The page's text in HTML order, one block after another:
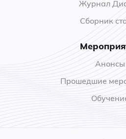
Журнал
Сборник
Анонсы
Прошедшие